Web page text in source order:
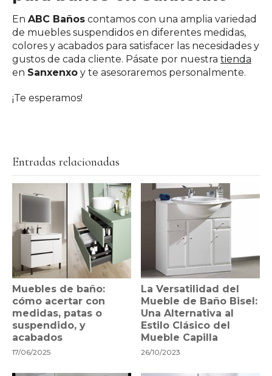
En ABC Baños contamos con una amplia variedad
de muebles suspendidos en diferentes medidas,
colores y acabados para satisfacer las necesidades y
gustos de cada cliente. Pásate por nuestra tienda
en Sanxenxo y te asesoraremos personalmente.
¡Te esperamos!
Entradas relacionadas
Muebles de baño:
cómo acertar con
medidas, patas o
suspendido, y
acabados
17/06/2025
La Versatilidad del
Mueble de Baño Bisel:
Una Alternativa al
Estilo Clásico del
Mueble Capilla
26/10/2023